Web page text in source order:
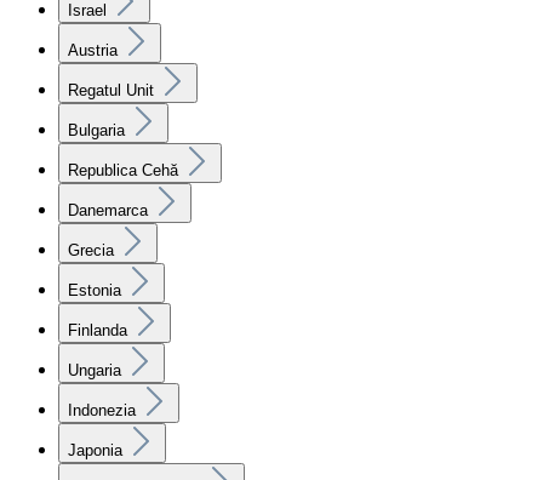
Israel
Austria
Regatul Unit
Bulgaria
Republica Cehă
Danemarca
Grecia
Estonia
Finlanda
Ungaria
Indonezia
Japonia